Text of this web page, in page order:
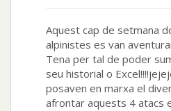
Aquest cap de setmana
alpinistes es van
Tena per tal de poder
seu historial o
posaven en marxa el
afrontar aquests 4 atacs